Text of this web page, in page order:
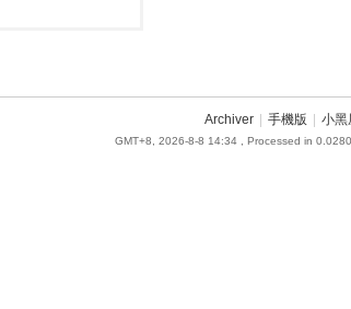
Archiver 手機版 小黑
GMT+8, 2026-8-8 14:34, Processed in